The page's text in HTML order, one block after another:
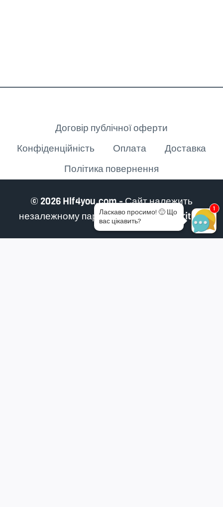
Договір публічної оферти
Конфіденційність
Оплата
Доставка
Політика повернення
© 2026 Hlf4you.com - Сайт належить
незалежному партнеру Herbalife Nutrition
1
Ласкаво просимо!🙂 Що
вас цікавить?